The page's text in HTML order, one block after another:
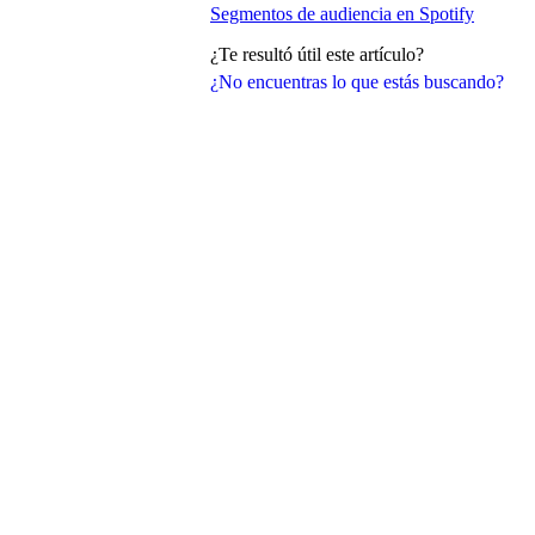
¿No encuentras lo que estás buscando?
Segmentos de audiencia en Spotify
¿Te resultó útil este artículo?